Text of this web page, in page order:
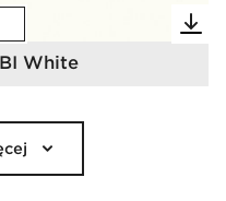
BI White